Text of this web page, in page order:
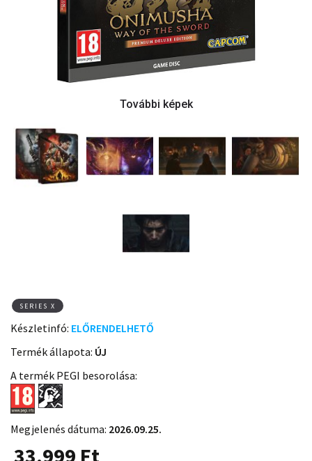
SERIES X
Készletinfó: ELŐRENDELHETŐ
Termék állapota: ÚJ
A termék PEGI besorolása:
Megjelenés dátuma: 2026.09.25.
33.999 Ft